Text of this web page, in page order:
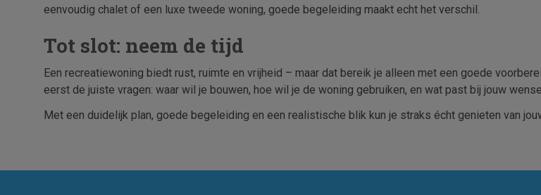
eenvoudig chalet of een luxe tweede woning, goede begeleiding maakt echt het verschil.
Tot slot: neem de tijd
Een recreatiewoning biedt rust, ruimte en vrijheid – maar dat bereik je alleen met een goede
eerst de juiste vragen: waar wil je bouwen, hoe wil je de woning gebruiken, en wat past bij jouw
Met een duidelijk plan, goede begeleiding en een realistische blik kun je straks écht genieten van